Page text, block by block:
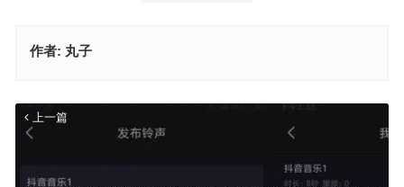
作者: 丸子
上一篇